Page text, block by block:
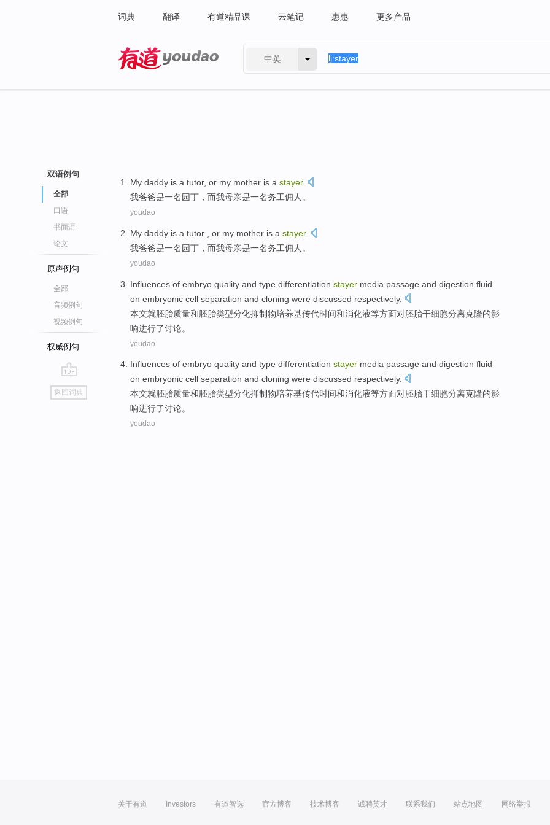
词典 翻译 有道精品课 云笔记 惠惠 更多产品
中英
双语例句
全部
口语
书面语
论文
原声例句
全部
音频例句
视频例句
权威例句
go
top
返回词典
My daddy is a tutor, or my mother is a stayer.
我爸爸是一名园丁， 而我母亲是一名务工佣人。
youdao
My daddy is a tutor , or my mother is a stayer.
我爸爸是一名园丁， 而我母亲是一名务工佣人。
youdao
Influences of embryo quality and type differentiation stayer media passage and digestion fluid
on embryonic cell separation and cloning were discussed respectively.
本文就胚胎质量和胚胎类型分化抑制物培养基传代时间和消化液等方面对胚胎干细胞分离克隆的影
响进行了讨论。
youdao
Influences of embryo quality and type differentiation stayer media passage and digestion fluid
on embryonic cell separation and cloning were discussed respectively.
本文就胚胎质量和胚胎类型分化抑制物培养基传代时间和消化液等方面对胚胎干细胞分离克隆的影
响进行了讨论。
youdao
关于有道 Investors 有道智选 官方博客 技术博客 诚聘英才 联系我们 站点地图 网络举报